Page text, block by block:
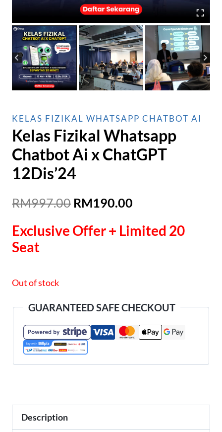
KELAS FIZIKAL WHATSAPP CHATBOT AI
Kelas Fizikal Whatsapp
Chatbot Ai x ChatGPT
12Dis’24
RM997.00 Original
was:
RM190.00
is:
Exclusive Offer + Limited 20
Seat
Out of stock
GUARANTEED SAFE CHECKOUT
Description